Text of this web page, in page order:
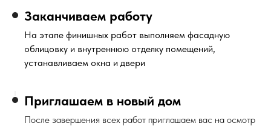
Заканчиваем работу
На этапе финишных работ выполняем фасадную
облицовку и внутреннюю отделку помещений,
устанавливаем окна и двери
Приглашаем в новый дом
После завершения всех работ приглашаем вас на осмотр